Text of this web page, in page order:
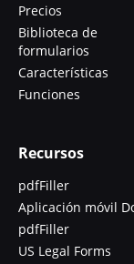
Precios
Biblioteca de
formularios
Características
Funciones
Recursos
pdfFiller
Aplicación móvil
pdfFiller
US Legal Forms